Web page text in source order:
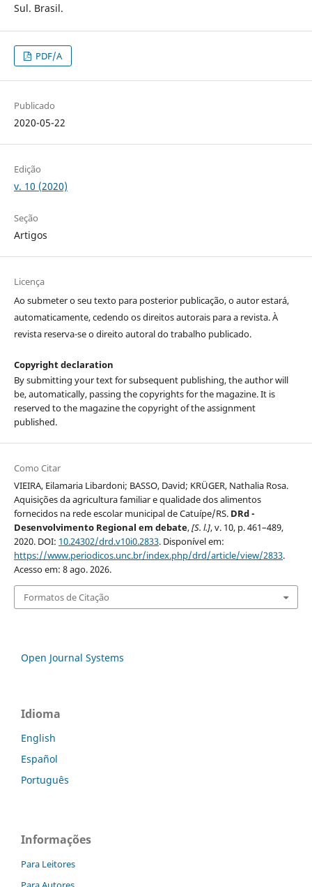
Sul. Brasil.
PDF/A
Publicado
2020-05-22
Edição
v. 10 (2020)
Seção
Artigos
Licença
Ao submeter o seu texto para posterior publicação, o autor estará,
automaticamente, cedendo os direitos autorais para a revista. À
revista reserva-se o direito autoral do trabalho publicado.
Copyright declaration
By submitting your text for subsequent publishing, the author will
be, automatically, passing the copyrights for the magazine. It is
reserved to the magazine the copyright of the assignment
published.
Como Citar
VIEIRA, Eilamaria Libardoni; BASSO, David; KRÜGER, Nathalia Rosa.
Aquisições da agricultura familiar e qualidade dos alimentos
fornecidos na rede escolar municipal de Catuípe/RS. DRd -
Desenvolvimento Regional em debate,[S. l.], v. 10, p. 461–489,
2020. DOI: 10.24302/drd.v10i0.2833. Disponível em:
https://www.periodicos.unc.br/index.php/drd/article/view/2833.
Acesso em: 8 ago. 2026.
Formatos de Citação
Open Journal Systems
Idioma
English
Español
Português
Informações
Para Leitores